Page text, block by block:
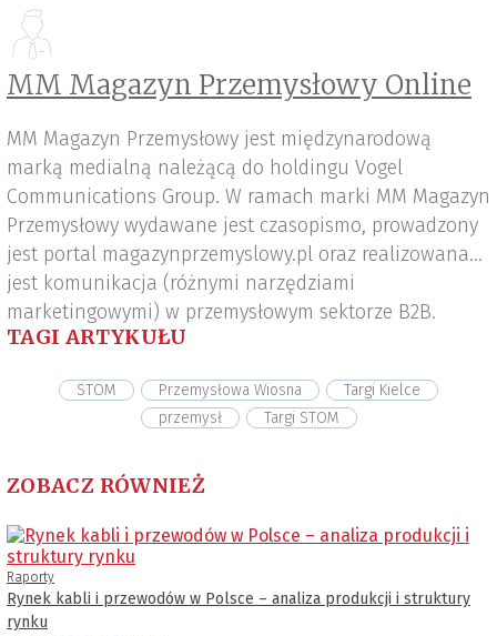
MM Magazyn Przemysłowy Online
MM Magazyn Przemysłowy jest międzynarodową
marką medialną należącą do holdingu Vogel
Communications Group. W ramach marki MM Magazyn
Przemysłowy wydawane jest czasopismo, prowadzony
jest portal magazynprzemyslowy.pl oraz realizowana
jest komunikacja (różnymi narzędziami
marketingowymi) w przemysłowym sektorze B2B.
TAGI ARTYKUŁU
STOM Przemysłowa Wiosna
Targi Kielce
przemysł
Targi STOM
ZOBACZ RÓWNIEŻ
Raporty
Rynek kabli i przewodów w Polsce – analiza produkcji i struktury
rynku